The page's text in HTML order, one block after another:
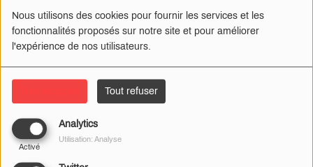
Nous utilisons des cookies pour fournir les services et les
fonctionnalités proposés sur notre site et pour améliorer
l'expérience de nos utilisateurs.
Tout refuser
Analytics
Activé
Utilisation: Analyse
07 AOÛT 2024
La seule épreuve de karting urbain en France se tiendra le
dimanche 18 août dans la Cité du Vase.